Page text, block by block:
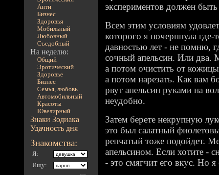
Анти
Бизнес
Здоровья
Мобильный
Любовный
Съедобный
На неделю:
Общий
Эротический
Здоровье
Бизнес
Семья, любовь
Автомобильный
Красоты
Ювелирный
Знаки Зодиака
Удачность дня
Знакомства:
Я:
Ищу:
экспериментов должен
Всем этим условиям
которого я почерпнула где-
давностью лет - не помню,
сочный апельсин. Или два.
а потом очистить от
а потом нарезать. Как вам
рвут апельсин руками на
неудобно.
Затем берете некрупную
это был салатный
репчатый тоже подойдет.
апельсином. Если хотите -
- это смягчит его вкус. Но